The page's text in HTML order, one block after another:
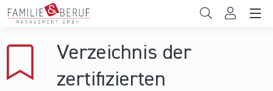
Direkt zum Inhalt
Gemeinden
Verzeichnis der
zertifizierten